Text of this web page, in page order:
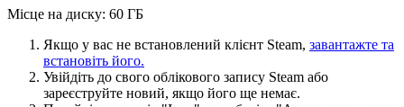
Місце на диску: 60 ГБ
Якщо у вас не встановлений клієнт Steam, завантажте та
встановіть його.
Увійдіть до свого облікового запису Steam або
зареєструйте новий, якщо його ще немає.